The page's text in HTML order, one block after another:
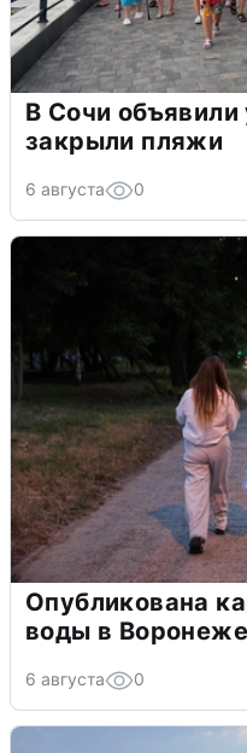
В Сочи
закрыли пляжи
6 августа 0
Опубликована
воды в Воронеже
6 августа 0